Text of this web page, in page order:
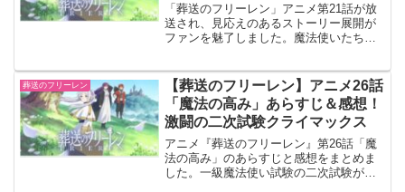
「葬送のフリーレン」アニメ第21話が放
送され、見応えのあるストーリー展開が
ファンを魅了しました。魔法使いたちの
この記事では、第21話の詳しいあらすじ
や見どころ、そして次回への期待感をネ
タバレ込みで解説します。
葬送のフリーレン
【葬送のフリーレン】アニメ26話
「魔法の高み」あらすじ＆感想！
激闘の二次試験クライマックス
アニメ『葬送のフリーレン』第26話「魔
法の高み」のあらすじと感想をまとめま
した。一級魔法使い試験の二次試験がク